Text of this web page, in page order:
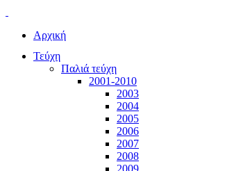
Αρχική
Τεύχη
Παλιά τεύχη
2001-2010
2003
2004
2005
2006
2007
2008
2009